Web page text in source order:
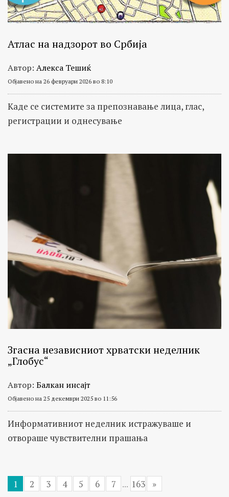
Атлас на надзорот во Србија
Автор: Алекса Тешиќ
Објавено на 26 февруари 2026 во 8:10
Каде се системите за препознавање лица, глас,
регистрации и однесување
Згасна независниот хрватски неделник
„Глобус“
Автор: Балкан инсајт
Објавено на 25 декември 2025 во 11:56
Информативниот неделник истражуваше и
отвораше чувствителни прашања
1 2 3 4 5 6 7 ... 163 »